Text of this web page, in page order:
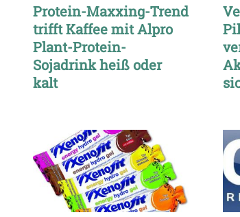
Protein-Maxxing-Trend
trifft Kaffee mit Alpro
Plant-Protein-
Sojadrink heiß oder
kalt